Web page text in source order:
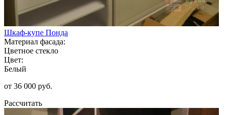
Шкаф-купе Понда
Материал фасада:
Цветное стекло
Цвет:
Белый
от 36 000 руб.
Рассчитать